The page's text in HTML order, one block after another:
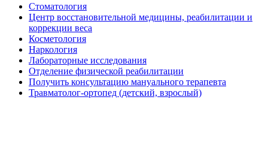
Стоматология
Центр восстановительной медицины, реабилитации и
коррекции веса
Косметология
Наркология
Лабораторные исследования
Отделение физической реабилитации
Получить консультацию мануального терапевта
Травматолог-ортопед (детский, взрослый)